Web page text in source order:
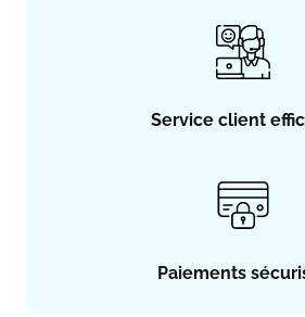
Service client
Paiements